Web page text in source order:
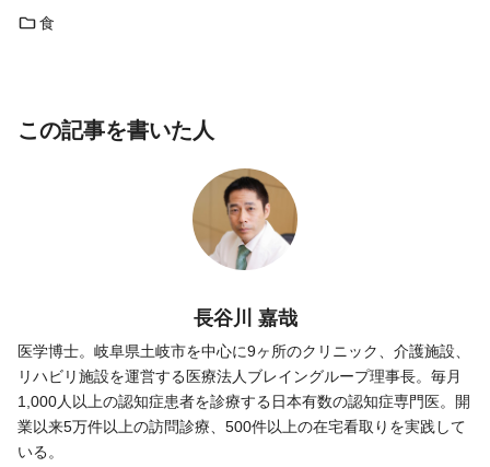
食
この記事を書いた人
長谷川 嘉哉
医学博士。岐阜県土岐市を中心に9ヶ所のクリニック、介護施設、
リハビリ施設を運営する医療法人ブレイングループ理事長。毎月
1,000人以上の認知症患者を診療する日本有数の認知症専門医。開
業以来5万件以上の訪問診療、500件以上の在宅看取りを実践して
いる。